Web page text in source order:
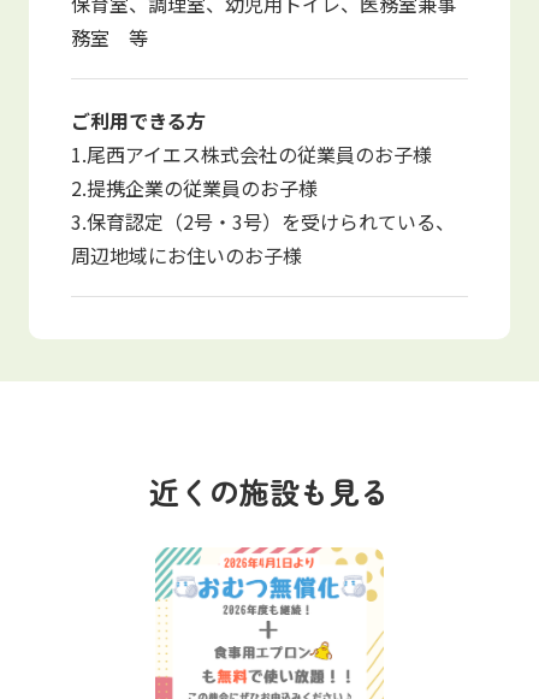
務室 等
ご利用できる方
1.尾西アイエス株式会社の従業員のお子様
2.提携企業の従業員のお子様
3.保育認定（2号・3号）を受けられている、
周辺地域にお住いのお子様
近くの施設も見る